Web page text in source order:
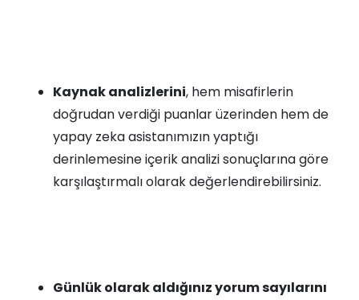
Kaynak analizlerini, hem misafirlerin
doğrudan verdiği puanlar üzerinden hem de
yapay zeka asistanımızın yaptığı
derinlemesine içerik analizi sonuçlarına göre
karşılaştırmalı olarak değerlendirebilirsiniz.
Günlük olarak aldığınız yorum sayılarını